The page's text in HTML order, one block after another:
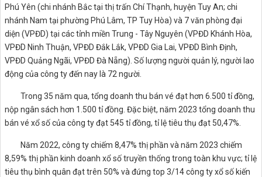
Phú Yên (chi nhánh Bắc tại thị trấn Chí Thạnh, huyện Tuy An; chi
nhánh Nam tại phường Phú Lâm, TP Tuy Hòa) và 7 văn phòng đại
diện (VPĐD) tại các tỉnh miền Trung - Tây Nguyên (VPĐD Khánh Hòa,
VPĐD Ninh Thuận, VPĐD Đắk Lắk, VPĐD Gia Lai, VPĐD Bình Định,
VPĐD Quảng Ngãi, VPĐD Đà Nẵng). Số lượng người quản lý, người lao
động của công ty đến nay là 72 người.
Trong 35 năm qua, tổng doanh thu bán vé đạt hơn 6.500 tỉ đồng,
nộp ngân sách hơn 1.500 tỉ đồng. Đặc biệt, năm 2023 tổng doanh thu
bán vé xổ số của công ty đạt 545 tỉ đồng, tỉ lệ tiêu thụ đạt 50,47%.
Năm 2022, công ty chiếm 8,47% thị phần và năm 2023 chiếm
8,59% thị phần kinh doanh xổ số truyền thống trong toàn khu vực; tỉ lệ
tiêu thụ bình quân đạt trên 50% và đứng top 3/14 công ty xổ số kiến